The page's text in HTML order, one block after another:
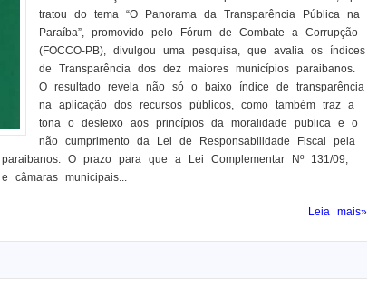
tratou do tema “O Panorama da Transparência Pública na
Paraíba”, promovido pelo Fórum de Combate a Corrupção
(FOCCO-PB), divulgou uma pesquisa, que avalia os índices
de Transparência dos dez maiores municípios paraibanos.
O resultado revela não só o baixo índice de transparência
na aplicação dos recursos públicos, como também traz a
tona o desleixo aos princípios da moralidade publica e o
não cumprimento da Lei de Responsabilidade Fiscal pela
O prazo para que a Lei Complementar Nº 131/09,
câmaras municipais...
Leia mais»